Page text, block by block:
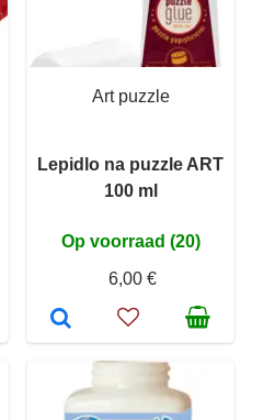
Art puzzle
Lepidlo na puzzle ART
100 ml
Op voorraad (20)
6,00 €